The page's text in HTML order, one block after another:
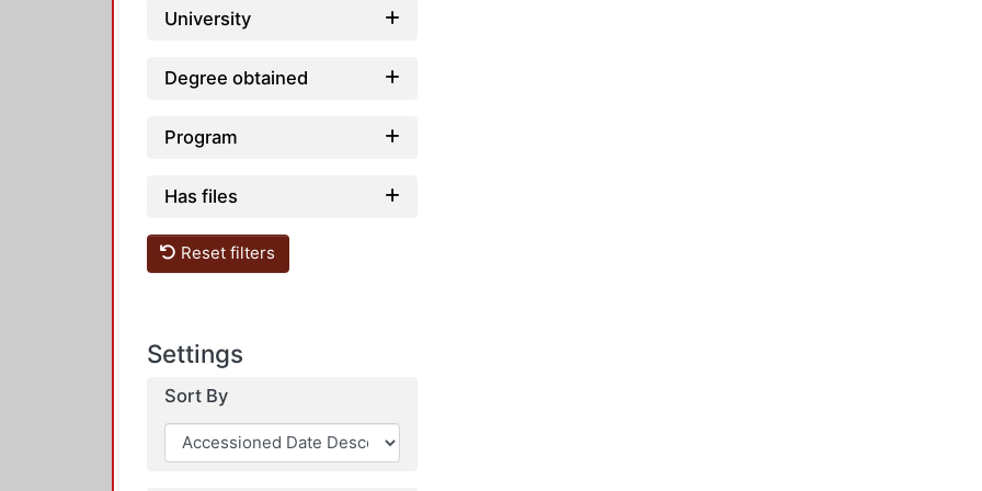
University
Degree obtained
Program
Has files
Reset filters
Settings
Sort By